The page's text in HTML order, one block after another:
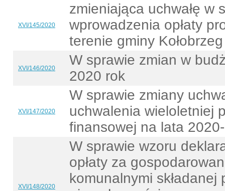
XVI/145/2020
zmieniająca uchwałę w
wprowadzenia opłaty
terenie gminy Kołobrzeg
XVI/146/2020
W sprawie zmian w
2020 rok
XVI/147/2020
W sprawie zmiany
uchwalenia wieloletniej
finansowej na lata
XVI/148/2020
W sprawie wzoru
opłaty za
komunalnymi składanej